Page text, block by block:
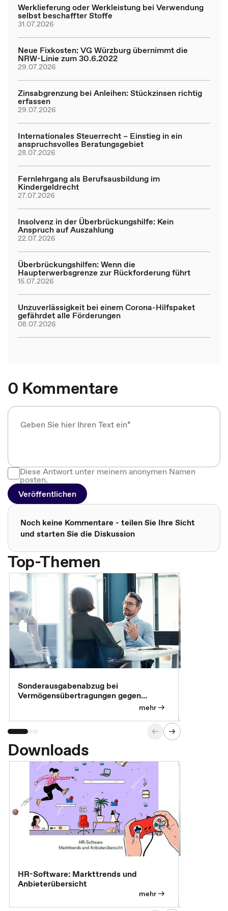
Werklieferung oder Werkleistung bei Verwendung
selbst beschaffter Stoffe
31.07.2026
Neue Fixkosten: VG Würzburg übernimmt die
NRW-Linie zum 30.6.2022
29.07.2026
Zinsabgrenzung bei Anleihen: Stückzinsen richtig
erfassen
29.07.2026
Internationales Steuerrecht – Einstieg in ein
anspruchsvolles Beratungsgebiet
28.07.2026
Fernlehrgang als Berufsausbildung im
Kindergeldrecht
27.07.2026
Insolvenz in der Überbrückungshilfe: Kein
Anspruch auf Auszahlung
22.07.2026
Überbrückungshilfen: Wenn die
Haupterwerbsgrenze zur Rückforderung führt
15.07.2026
Unzuverlässigkeit bei einem Corona-Hilfspaket
gefährdet alle Förderungen
08.07.2026
0 Kommentare
Diese Antwort unter meinem anonymen Namen
posten.
Veröffentlichen
Noch keine Kommentare - teilen Sie Ihre Sicht
und starten Sie die Diskussion
Top-Themen
Sonderausgabenabzug bei
Vermögensübertragungen gegen
mehr
Downloads
HR-Software: Markttrends und
Anbieterübersicht
mehr